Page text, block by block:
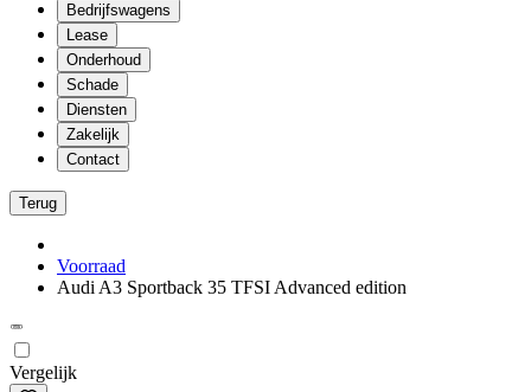
Bedrijfswagens
Lease
Onderhoud
Schade
Diensten
Zakelijk
Contact
Terug
Voorraad
Audi A3 Sportback 35 TFSI Advanced edition
Vergelijk